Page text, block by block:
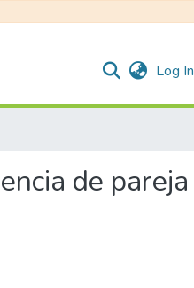
Log In
de pareja